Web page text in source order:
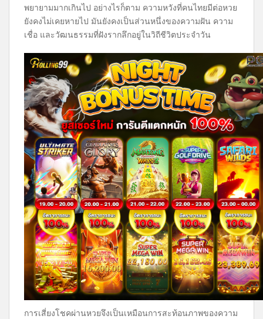
พยายามมากเกินไป อย่างไรก็ตาม ความหวังที่คนไทยมีต่อหวย
ยังคงไม่เคยหายไป มันยังคงเป็นส่วนหนึ่งของความฝัน ความ
เชื่อ และวัฒนธรรมที่ฝังรากลึกอยู่ในวิถีชีวิตประจำวัน
การเสี่ยงโชคผ่านหวยจึงเป็นเหมือนการสะท้อนภาพของความ